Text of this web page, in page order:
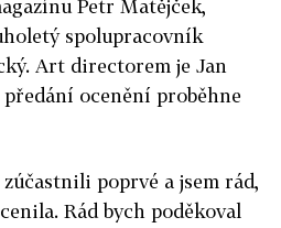
Petr Matějček,
spolupracovník
Art directorem je Jan
ocenění proběhne
zúčastnili poprvé a jsem rád,
Rád bych poděkoval